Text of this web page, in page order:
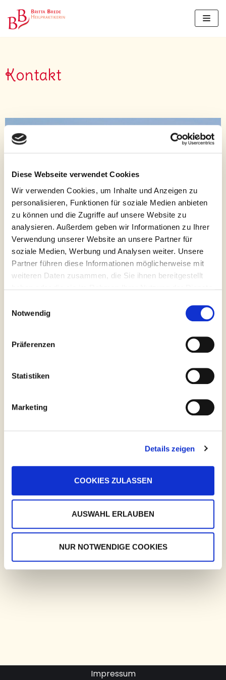
Diese Webseite verwendet Cookies
Wir verwenden Cookies, um Inhalte und Anzeigen zu
personalisieren, Funktionen für soziale Medien anbieten
zu können und die Zugriffe auf unsere Website zu
analysieren. Außerdem geben wir Informationen zu Ihrer
Verwendung unserer Website an unsere Partner für
soziale Medien, Werbung und Analysen weiter. Unsere
Partner führen diese Informationen möglicherweise mit
weiteren Daten zusammen, die Sie ihnen bereitgestellt
Notwendig
Präferenzen
Statistiken
Marketing
Details zeigen
COOKIES ZULASSEN
AUSWAHL ERLAUBEN
NUR NOTWENDIGE COOKIES
Zum
Kontakt
Astrologin,Heilpraktikerin,Astromedizinerin
Impressum